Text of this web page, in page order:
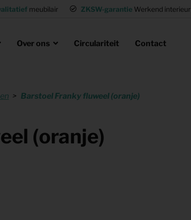
meubilair ZKSW-garantie Werkend interieur
Over ons Circulariteit Contact
huren
of wisselwoning Opvanglocaties inrichten
missie
Barstoel Franky fluweel (oranje)
(oranje)